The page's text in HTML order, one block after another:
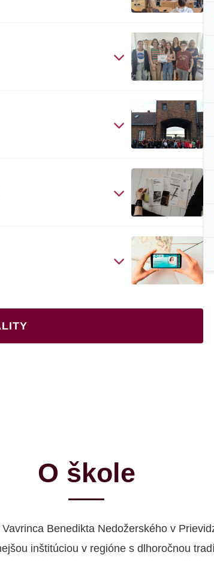
O škole
Benedikta Nedožerského v
inštitúciou v regióne s dlhoročnou